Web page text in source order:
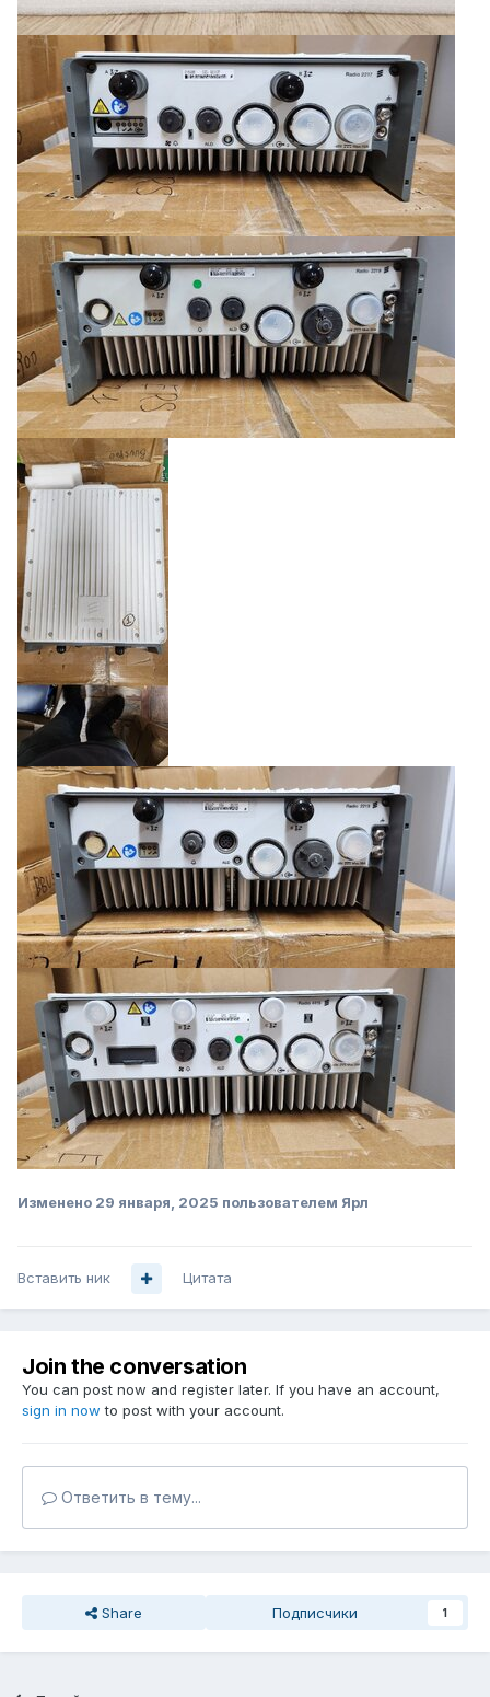
Изменено 29 января, 2025 пользователем Ярл
Вставить ник Цитата
Join the conversation
You can post now and register later. If you have an account,
sign in now to post with your account.
Ответить в тему...
Share Подписчики 1